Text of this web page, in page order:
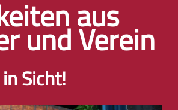
aus
und Verein
Sicht!